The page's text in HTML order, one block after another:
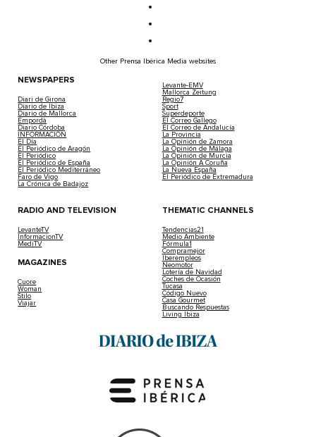
Other Prensa Ibérica Media websites
NEWSPAPERS
Diari de Girona
Diario de Ibiza
Diario de Mallorca
Empordà
Diario Córdoba
INFORMACIÓN
El Día
El Periódico de Aragón
El Periódico
El Periódico de España
El Periódico Mediterráneo
Faro de Vigo
La Crónica de Badajoz
Levante-EMV
Mallorca Zeitung
Regio7
Sport
Superdeporte
El Correo Gallego
El Correo de Andalucía
La Provincia
La Opinión de Zamora
La Opinión de Málaga
La Opinión de Murcia
La Opinión A Coruña
La Nueva España
El Periódico de Extremadura
RADIO AND TELEVISION
LevanteTV
InformacionTV
MediTV
MAGAZINES
Cuore
Woman
Stilo
Viajar
THEMATIC CHANNELS
Tendencias21
Medio Ambiente
Fórmula1
Compramejor
Iberempleos
Neomotor
Lotería de Navidad
Coches de Ocasión
Tucasa
Código Nuevo
Casa Gourmet
Buscando Respuestas
Living Ibiza